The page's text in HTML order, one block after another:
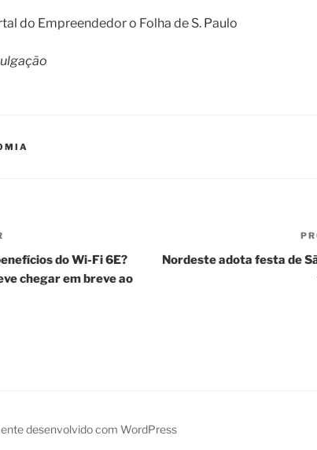
do Empreendedor o Folha de S. Paulo
do Wi-Fi 6E?
chegar em breve ao
Nordeste adota festa de
desenvolvido com WordPress